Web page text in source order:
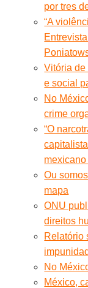
por tres
“A
Vitória de
e social
No
crime
“O
Ou
mapa
ONU
direitos
Relatório
No
México,